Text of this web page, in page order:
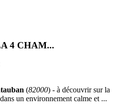
4 CHAM...
(82000) - à découvrir sur la
un environnement calme et ...